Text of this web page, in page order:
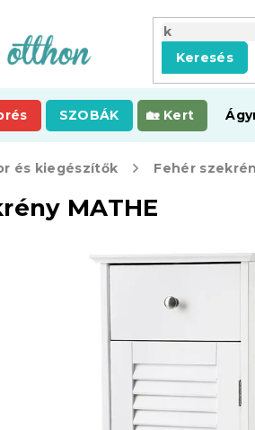
Keresés
SZOBÁK Kert
és kiegészítők Fehér
MATHE